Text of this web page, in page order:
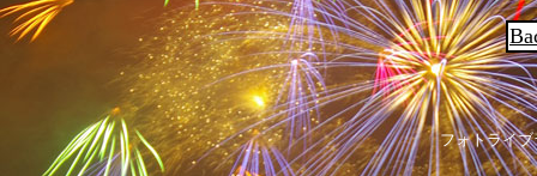
フォトライ